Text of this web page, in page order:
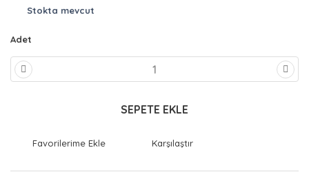
Stokta mevcut
Adet
SEPETE EKLE
Karşılaştır